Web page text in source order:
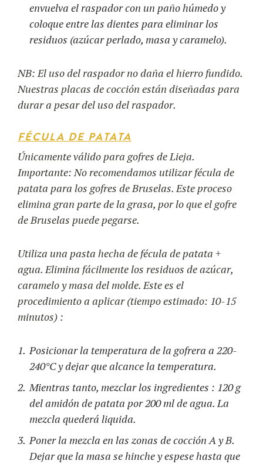
envuelva el raspador con un paño húmedo y
coloque entre las dientes para eliminar los
residuos (azúcar perlado, masa y caramelo).
NB: El uso del raspador no daña el hierro fundido.
Nuestras placas de cocción están diseñadas para
durar a pesar del uso del raspador.
FÉCULA DE PATATA
Únicamente válido para gofres de Lieja.
Importante: No recomendamos utilizar fécula de
patata para los gofres de Bruselas. Este proceso
elimina gran parte de la grasa, por lo que el gofre
de Bruselas puede pegarse.
Utiliza una pasta hecha de fécula de patata +
agua. Elimina fácilmente los residuos de azúcar,
caramelo y masa del molde. Este es el
procedimiento a aplicar (tiempo estimado: 10-15
minutos) :
Posicionar la temperatura de la gofrera a 220-
240°C y dejar que alcance la temperatura.
Mientras tanto, mezclar los ingredientes : 120 g
del amidón de patata por 200 ml de agua. La
mezcla quederá liquida.
Poner la mezcla en las zonas de cocción A y B.
Dejar que la masa se hinche y espese hasta que